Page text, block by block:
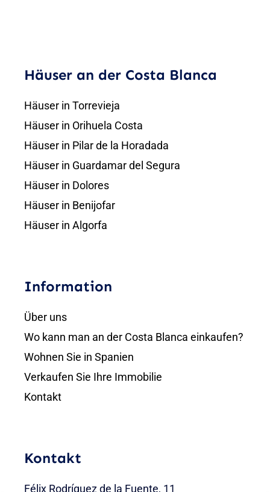
Häuser an der Costa Blanca
Häuser in Torrevieja
Häuser in Orihuela Costa
Häuser in Pilar de la Horadada
Häuser in Guardamar del Segura
Häuser in Dolores
Häuser in Benijofar
Häuser in Algorfa
Information
Über uns
Wo kann man an der Costa Blanca einkaufen?
Wohnen Sie in Spanien
Verkaufen Sie Ihre Immobilie
Kontakt
Kontakt
Félix Rodríguez de la Fuente, 11